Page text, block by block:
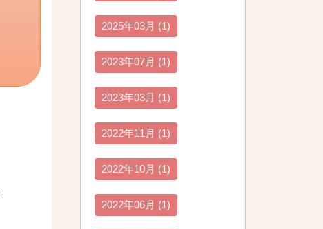
2025年03月 (1)
2023年07月 (1)
2023年03月 (1)
2022年11月 (1)
2022年10月 (1)
2022年06月 (1)